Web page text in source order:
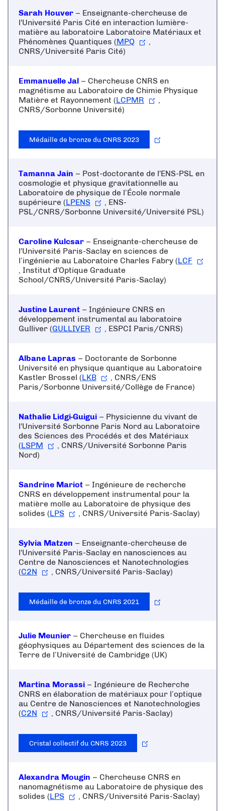
Sarah Houver – Enseignante-chercheuse de
l'Université Paris Cité en interaction lumière-
matière au laboratoire Laboratoire Matériaux et
Phénomènes Quantiques (MPQ
,
CNRS/Université Paris Cité)
Emmanuelle Jal – Chercheuse CNRS en
magnétisme au Laboratoire de Chimie Physique
Matière et Rayonnement (LCPMR
,
CNRS/Sorbonne Université)
Médaille de bronze du CNRS 2023
Tamanna Jain – Post-doctorante de l'ENS-PSL en
cosmologie et physique gravitationnelle au
Laboratoire de physique de l’École normale
supérieure (LPENS
, ENS-
PSL/CNRS/Sorbonne Université/Université PSL)
Caroline Kulcsar – Enseignante-chercheuse de
l'Université Paris-Saclay en sciences de
l’ingénierie au Laboratoire Charles Fabry (LCF
, Institut d'Optique Graduate
School/CNRS/Université Paris-Saclay)
Justine Laurent – Ingénieure CNRS en
développement instrumental au laboratoire
Gulliver (GULLIVER , ESPCI Paris/CNRS)
Albane Lapras – Doctorante de Sorbonne
Université en physique quantique au Laboratoire
Kastler Brossel (LKB
, CNRS/ENS
Paris/Sorbonne Université/Collège de France)
Nathalie Lidgi-Guigui – Physicienne du vivant de
l'Université Sorbonne Paris Nord au Laboratoire
des Sciences des Procédés et des Matériaux
(LSPM
, CNRS/Université Sorbonne Paris
Nord)
Sandrine Mariot – Ingénieure de recherche
CNRS en développement instrumental pour la
matière molle au Laboratoire de physique des
solides (LPS , CNRS/Université Paris-Saclay)
Sylvia Matzen – Enseignante-chercheuse de
l'Université Paris-Saclay en nanosciences au
Centre de Nanosciences et Nanotechnologies
(C2N , CNRS/Université Paris-Saclay)
Médaille de bronze du CNRS 2021
Julie Meunier – Chercheuse en fluides
géophysiques au Département des sciences de la
Terre de l’Université de Cambridge (UK)
Martina Morassi – Ingénieure de Recherche
CNRS en élaboration de matériaux pour l’optique
au Centre de Nanosciences et Nanotechnologies
(C2N , CNRS/Université Paris-Saclay)
Cristal collectif du CNRS 2023
Alexandra Mougin – Chercheuse CNRS en
nanomagnétisme au Laboratoire de physique des
solides (LPS , CNRS/Université Paris-Saclay)